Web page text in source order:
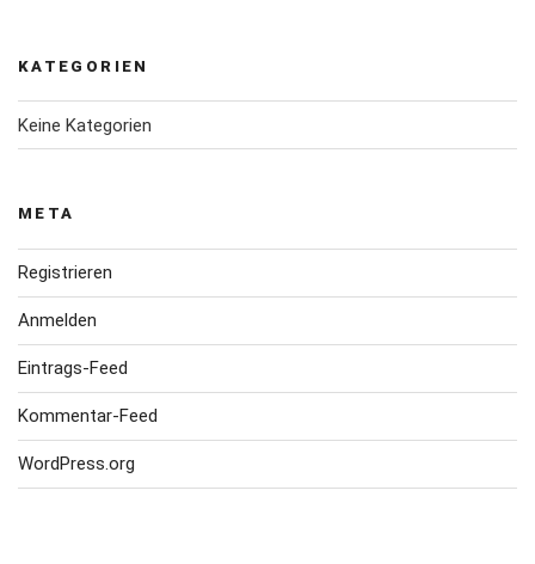
KATEGORIEN
Keine Kategorien
META
Registrieren
Anmelden
Eintrags-Feed
Kommentar-Feed
WordPress.org